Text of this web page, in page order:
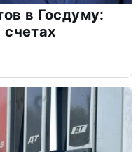
в Госдуму:
счетах